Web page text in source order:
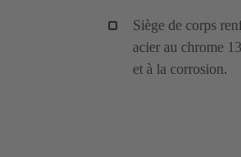
Siège de corps
acier au chrome
et à la corrosion.